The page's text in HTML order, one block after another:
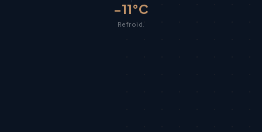
−11°C
Refroid.